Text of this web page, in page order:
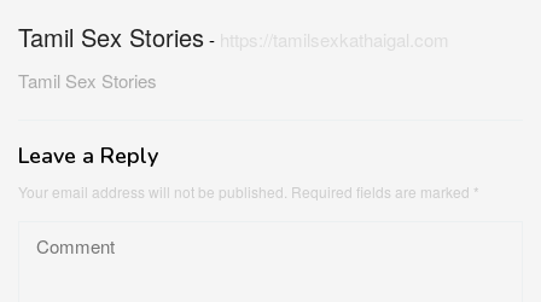
Tamil Sex Stories- https://tamilsexkathaigal.com
Tamil Sex Stories
Leave a Reply
Your email address will not be published. Required fields are marked *